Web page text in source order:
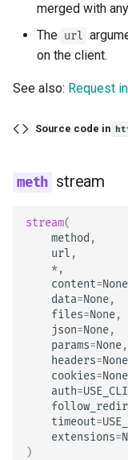
merged with
The url
on the client.
See also: Request
Source code in
stream
stream(
method ,
url ,
*,
content=None
data=None,
files=None,
json=None,
params=None,
headers=None
cookies=None
auth=
timeout=
extensions=
)